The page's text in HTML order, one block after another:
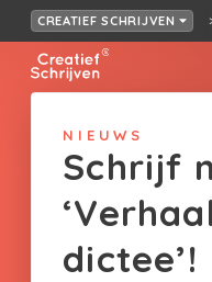
CREATIEF SCHRIJVEN
NIEUWS
Schrijf
dictee’!